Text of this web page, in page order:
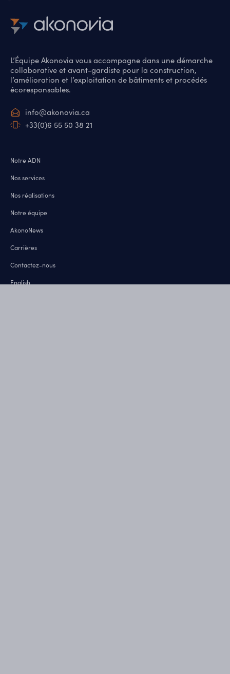
L’Équipe Akonovia vous accompagne dans une démarche
collaborative et avant-gardiste pour la construction,
l’amélioration et l’exploitation de bâtiments et procédés
écoresponsables.
info@akonovia.ca
+33(0)6 55 50 38 21
Notre ADN
Nos services
Nos réalisations
Notre équipe
AkonoNews
Carrières
Contactez-nous
English